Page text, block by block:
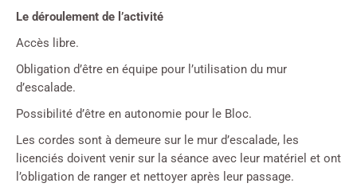
Le déroulement de l’activité
Accès libre.
Obligation d’être en équipe pour l’utilisation du mur
d’escalade.
Possibilité d’être en autonomie pour le Bloc.
Les cordes sont à demeure sur le mur d’escalade, les
licenciés doivent venir sur la séance avec leur matériel et ont
l’obligation de ranger et nettoyer après leur passage.